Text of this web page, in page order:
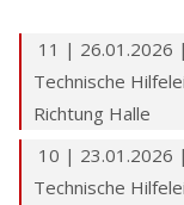
11 | 26.01.2026
Technische
Richtung Halle
10 | 23.01.2026
Technische